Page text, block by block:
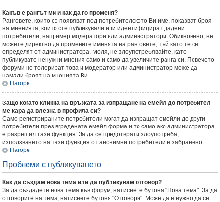
Какъв е рангът ми и как да го променя?
Ранговете, които се появяват под потребителското Ви име, показват броя
на мненията, които сте публикували или идентифицират дадени
потребители, например модератори или администратори. Обикновено, не
можете директно да промените имената на ранговете, тъй като те се
определят от администратора. Моля, не злоупотребявайте, като
публикувате ненужни мнения само и само да увеличите ранга си. Повечето
форуми не толерират това и модератор или администратор може да
намали броят на мненията Ви.
Нагоре
Защо когато кликна на връзката за изпращане на емейл до потребител
ме кара да влезна в профила си?
Само регистрираните потребители могат да изпращат емейли до други
потребители през вградената емейл форма и то само ако администратора
е разрешил тази функция. За да се предотврати злоупотреба,
използването на тази функция от анонимни потребители е забранено.
Нагоре
Проблеми с публикуването
Как да създам нова тема или да публикувам отговор?
За да създадете нова тема във форум, натиснете бутона "Нова тема". За да
отговорите на тема, натиснете бутона "Отговори". Може да е нужно да се